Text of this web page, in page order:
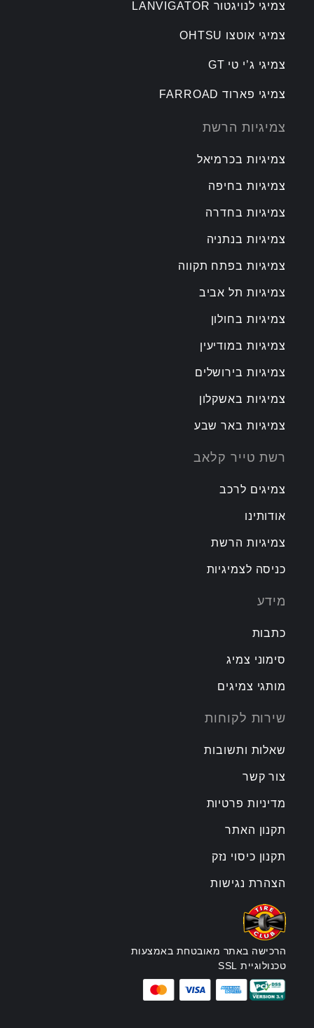
צמיגי לנויגטור LANVIGATOR
צמיגי אוטצו OHTSU
צמיגי ג’י טי GT
צמיגי פארוד FARROAD
צמיגיות הרשת
צמיגיות בכרמיאל
צמיגיות בחיפה
צמיגיות בחדרה
צמיגיות בנתניה
צמיגיות בפתח תקווה
צמיגיות תל אביב
צמיגיות בחולון
צמיגיות במודיעין
צמיגיות בירושלים
צמיגיות באשקלון
צמיגיות באר שבע
רשת טייר קלאב
צמיגים לרכב
אודותינו
צמיגיות הרשת
כניסה לצמיגיות
מידע
כתבות
סימוני צמיג
מותגי צמיגים
שירות לקוחות
שאלות ותשובות
צור קשר
מדיניות פרטיות
תקנון האתר
תקנון כיסוי נזק
הצהרת נגישות
הרכישה באתר מאובטחת באמצעות
טכנולוגיית SSL